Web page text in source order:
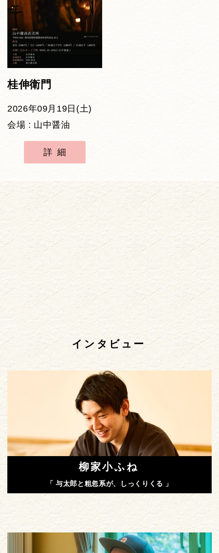
桂伸衛門
2026年09月19日(土)
会場 : 山中醤油
詳細
インタビュー
柳家小ふね
「 与太郎と粗忽系が、しっくりくる 」